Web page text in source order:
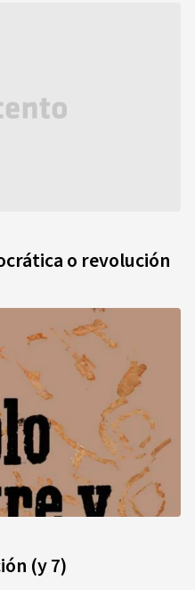
o revolución
(y 7)